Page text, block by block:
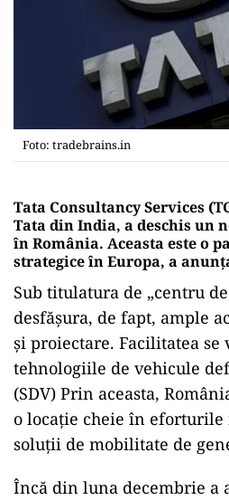
Foto: tradebrains.in
Tata Consultancy Services
Tata din India, a deschis un
în România. Aceasta este o
strategice în Europa, a
Sub titulatura de „centru
desfășura, de fapt, ample
și proiectare. Facilitatea se
tehnologiile de vehicule
(SDV) Prin aceasta,
o locație cheie în
soluții de mobilitate de
Încă din luna decembrie a